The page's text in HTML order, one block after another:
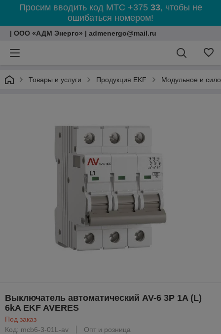
Просим вводить код МТС +375 33, чтобы не
ошибаться номером!
| ООО «АДМ Энерго» | admenergo@mail.ru
Товары и услуги Продукция EKF Модульное и
Выключатель автоматический AV-6 3P 1A (L)
6kA EKF AVERES
Под заказ
Код: mcb6-3-01L-av
Опт и розница